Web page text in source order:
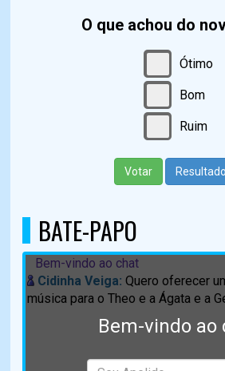
O que achou do
Ótimo
Bom
Ruim
Votar
BATE-PAPO
Bem-vindo ao
Bem-vindo ao chat
Cidinha Veiga: Quero oferecer
música para o Theo e a Ágata e a